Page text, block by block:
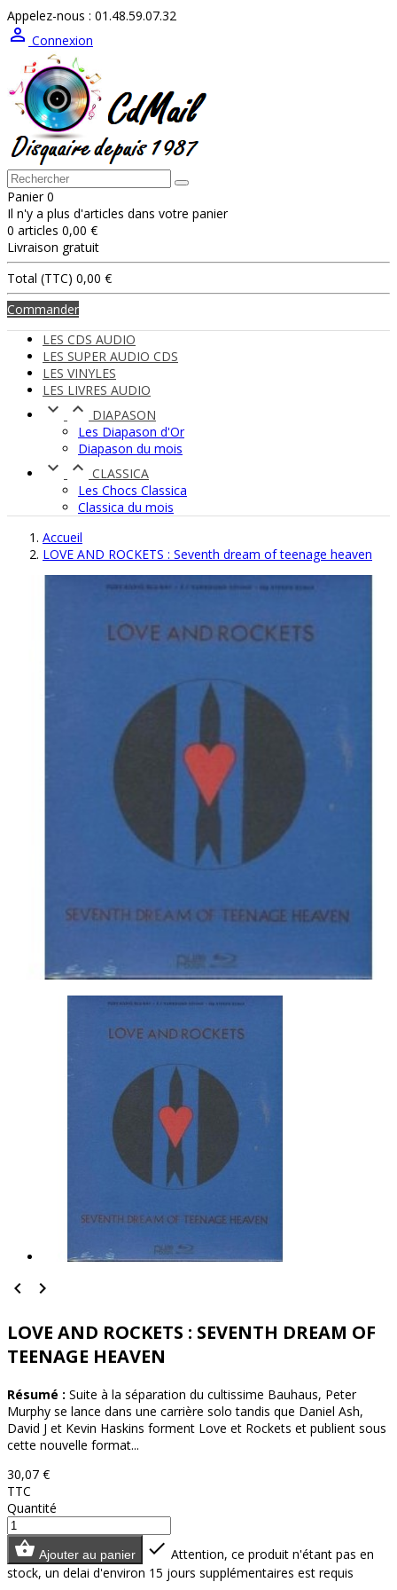
Appelez-nous : 01.48.59.07.32
 Connexion
Panier 0
Il n'y a plus d'articles dans votre panier
0 articles 0,00 €
Livraison gratuit
Total (TTC) 0,00 €
Commander
LES CDS AUDIO
LES SUPER AUDIO CDS
LES VINYLES
LES LIVRES AUDIO
  DIAPASON
Les Diapason d'Or
Diapason du mois
  CLASSICA
Les Chocs Classica
Classica du mois
Accueil
LOVE AND ROCKETS : Seventh dream of teenage heaven
 
LOVE AND ROCKETS : SEVENTH DREAM OF
TEENAGE HEAVEN
Résumé : Suite à la séparation du cultissime Bauhaus, Peter
Murphy se lance dans une carrière solo tandis que Daniel Ash,
David J et Kevin Haskins forment Love et Rockets et publient sous
cette nouvelle format...
30,07 €
TTC
Quantité
 Ajouter au panier  Attention, ce produit n'étant pas en
stock, un delai d'environ 15 jours supplémentaires est requis